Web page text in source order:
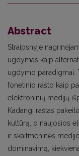
Abstract
Straipsnyje
ugdymas kaip
ugdymo paradigmai.
fonetinio rašto kaip
elektroninių medijų
Kadangi raštas
kultūrą, o naujosios
ir skaitmeninės
dominavimą,